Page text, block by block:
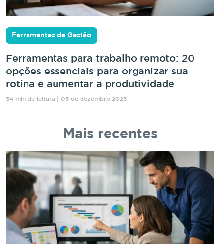
Ferramentas de Gestão
Ferramentas para trabalho remoto: 20
opções essenciais para organizar sua
rotina e aumentar a produtividade
34 min de leitura | 05 de dezembro 2025
Mais recentes